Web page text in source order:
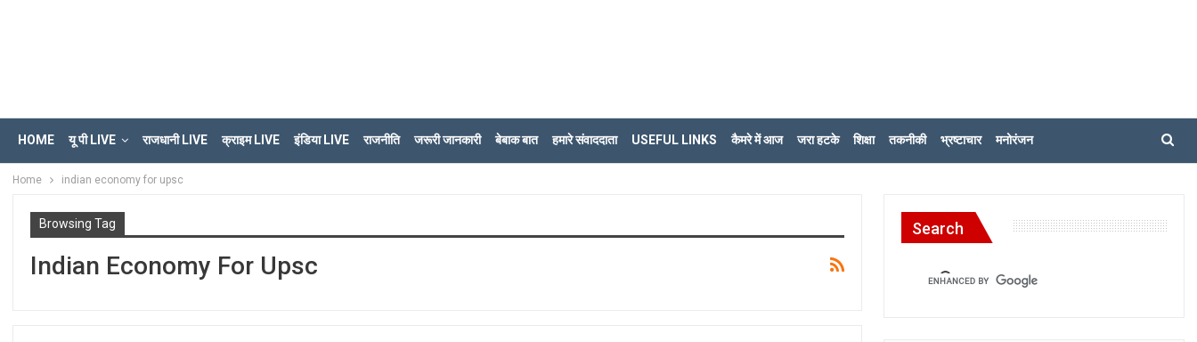
HOME यू पी LIVE राजधानी LIVE क्राइम LIVE इंडिया LIVE राजनीति जरूरी जानकारी बेबाक बात हमारे संवाददाता USEFUL LINKS कैमरे में आज जरा हटके शिक्षा तकनीकी भ्रष्टाचार मनोरंजन
Home indian economy for upsc
Browsing Tag
Indian Economy For Upsc
Search